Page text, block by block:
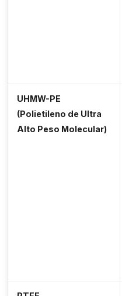
UHMW-PE
(Polietileno de Ultra
Alto Peso Molecular)